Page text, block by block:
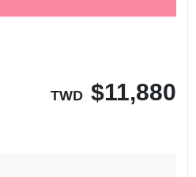
TWD $11,880